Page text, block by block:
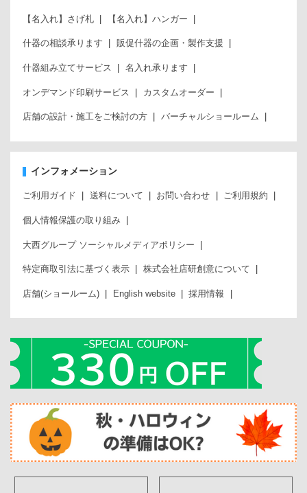
【名入れ】さげ札 【名入れ】ハンガー
什器の相談承ります 販促什器の企画・製作支援
什器組み立てサービス 名入れ承ります
オンデマンド印刷サービス カスタムオーダー
店舗の設計・施工をご検討の方 バーチャルショールーム
インフォメーション
ご利用ガイド 送料について お問い合わせ ご利用規約
個人情報保護の取り組み
大西グループ ソーシャルメディアポリシー
特定商取引法に基づく表示 株式会社店研創意について
店舗(ショールーム) English website 採用情報